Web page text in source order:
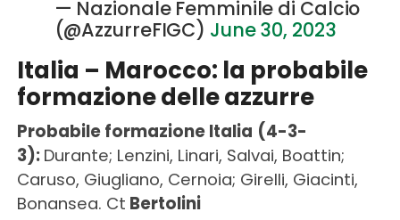
— Nazionale Femminile di Calcio
(@AzzurreFIGC) June 30, 2023
Italia – Marocco: la probabile
formazione delle azzurre
Probabile formazione Italia (4-3-
3): Durante; Lenzini, Linari, Salvai, Boattin;
Caruso, Giugliano, Cernoia; Girelli, Giacinti,
Bonansea. Ct Bertolini